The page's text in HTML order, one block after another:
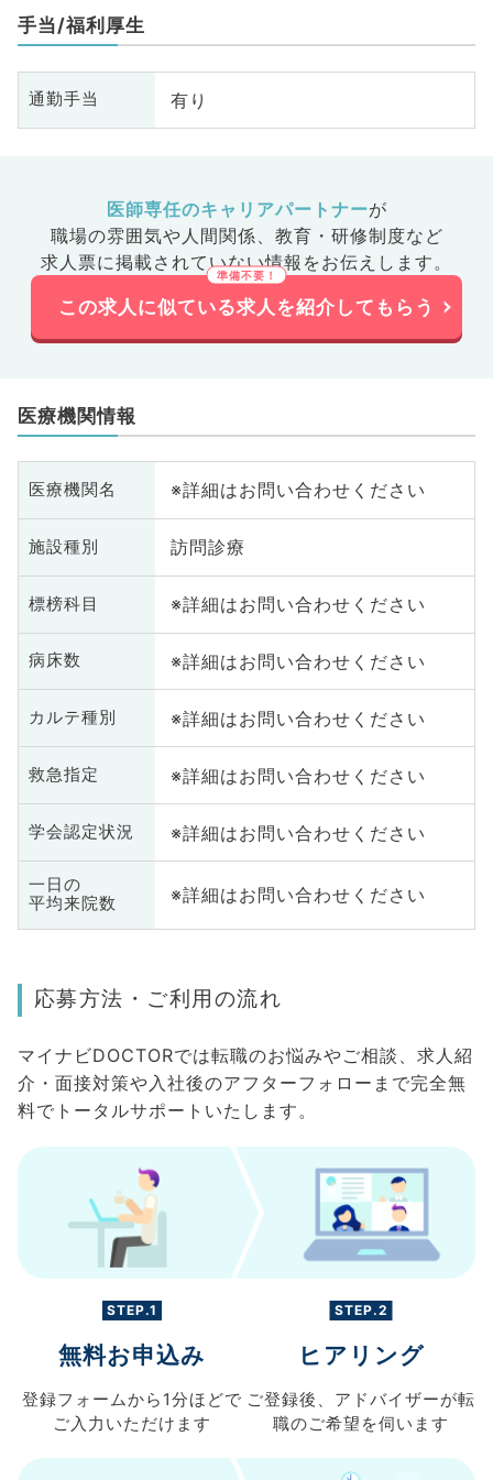
手当/福利厚生
通勤手当 有り
医師専任のキャリアパートナーが
職場の雰囲気や人間関係、 教育・研修制度など
求人票に掲載されていない情報をお伝えします。
この求人に似ている求人を紹介してもらう
医療機関情報
医療機関名 ※詳細はお問い合わせください
施設種別 訪問診療
標榜科目 ※詳細はお問い合わせください
病床数 ※詳細はお問い合わせください
カルテ種別 ※詳細はお問い合わせください
救急指定 ※詳細はお問い合わせください
学会認定状況 ※詳細はお問い合わせください
一日の
平均来院数
※詳細はお問い合わせください
応募方法・ご利用の流れ
マイナビDOCTORでは転職のお悩みやご相談、求人紹
介・面接対策や入社後のアフターフォローまで完全無
料でトータルサポートいたします。
STEP.1
無料お申込み
登録フォームから 1分ほどで
ご入力 いただけます
STEP.2
ヒアリング
ご登録後、 アドバイザーが転
職のご希望を伺います